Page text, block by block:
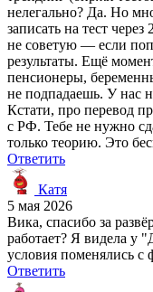
нелегально? Да. Но
записать на тест
не советую — если
результаты. Ещё
пенсионеры,
не подпадаешь. У нас
Кстати, про перевод
с РФ. Тебе не нужно
только теорию. Это
Ответить
Катя
5 мая 2026
Вика, спасибо за
работает? Я видела у
условия поменялись с
Ответить